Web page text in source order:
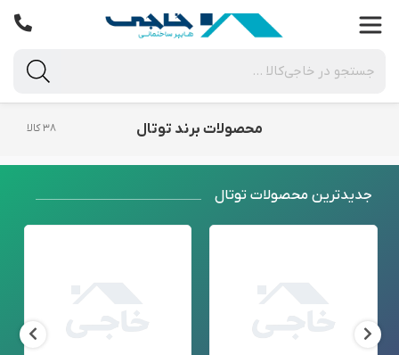
محصولات برند توتال ۳۸ کالا
جدید‌ترین محصولات توتال